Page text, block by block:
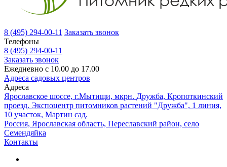
8 (495) 294-00-11 Заказать звонок
Телефоны
8 (495) 294-00-11
Заказать звонок
Ежедневно с 10.00 до 17.00
Адреса садовых центров
Адреса
Ярославское шоссе, г.Мытищи, мкрн. Дружба, Кропоткинский
проезд. Экспоцентр питомников растений "Дружба", 1 линия,
10 участок, Мартин сад.
Россия, Ярославская область, Переславский район, село
Семендяйка
Контакты